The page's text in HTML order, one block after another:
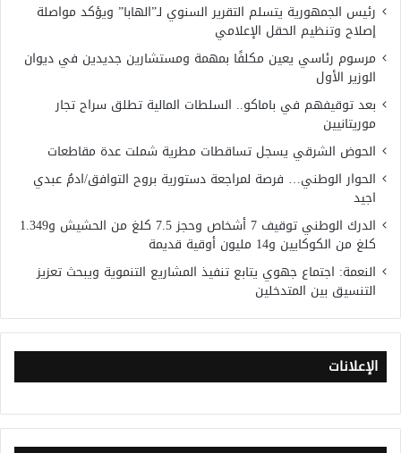
رئيس الجمهورية يتسلم التقرير السنوي لـ”الهابا” ويؤكد مواصلة
إصلاح وتنظيم الحقل الإعلامي
مرسوم رئاسي يعين مكلفًا بمهمة ومستشارين جديدين في ديوان
الوزير الأول
بعد توقيفهم في باماكو.. السلطات المالية تطلق سراح تجار
موريتانيين
الحوض الشرقي يسجل تساقطات مطرية شملت عدة مقاطعات
الحوار الوطني… فرصة لمراجعة دستورية بروح التوافق/ادمُ عبدي
اجيد
الدرك الوطني توقيف 7 أشخاص وحجز 7.5 كلغ من الحشيش و1.349
كلغ من الكوكايين و14 مليون أوقية قديمة
النعمة: اجتماع جهوي يتابع تنفيذ المشاريع التنموية ويبحث تعزيز
التنسيق بين المتدخلين
الإعلانات